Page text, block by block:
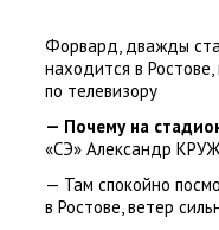
Форвард, дважды
находится в
по телевизору
— Почему на
«СЭ» Александр
— Там спокойно
в Ростове, ветер